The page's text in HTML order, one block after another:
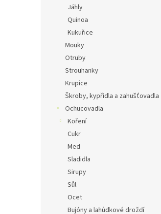
Jáhly
Quinoa
Kukuřice
Mouky
Otruby
Strouhanky
Krupice
Škroby, kypřidla a zahušťovadla
Ochucovadla
Koření
Cukr
Med
Sladidla
Sirupy
Sůl
Ocet
Bujóny a lahůdkové droždí